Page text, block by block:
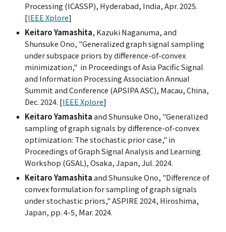
Processing (ICASSP), Hyderabad, India, Apr. 2025.
[IEEE Xplore]
Keitaro Yamashita, Kazuki Naganuma, and
Shunsuke Ono, "Generalized graph signal sampling
under subspace priors by difference-of-convex
minimization," in Proceedings of Asia Pacific Signal
and Information Processing Association Annual
Summit and Conference (APSIPA ASC), Macau, China,
Dec. 2024. [IEEE Xplore]
Keitaro Yamashitaand Shunsuke Ono, "Generalized
sampling of graph signals by difference-of-convex
optimization: The stochastic prior case," in
Proceedings of Graph Signal Analysis and Learning
Workshop (GSAL), Osaka, Japan, Jul. 2024.
Keitaro Yamashitaand Shunsuke Ono, "Difference of
convex formulation for sampling of graph signals
under stochastic priors," ASPIRE 2024, Hiroshima,
Japan, pp. 4-5, Mar. 2024.